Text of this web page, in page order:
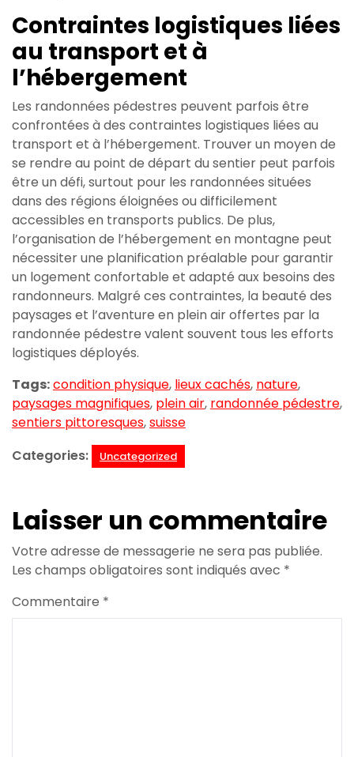
Contraintes logistiques liées
au transport et à
l’hébergement
Les randonnées pédestres peuvent parfois être
confrontées à des contraintes logistiques liées au
transport et à l’hébergement. Trouver un moyen de
se rendre au point de départ du sentier peut parfois
être un défi, surtout pour les randonnées situées
dans des régions éloignées ou difficilement
accessibles en transports publics. De plus,
l’organisation de l’hébergement en montagne peut
nécessiter une planification préalable pour garantir
un logement confortable et adapté aux besoins des
randonneurs. Malgré ces contraintes, la beauté des
paysages et l’aventure en plein air offertes par la
randonnée pédestre valent souvent tous les efforts
logistiques déployés.
Tags:condition physique, lieux cachés, nature,
paysages magnifiques, plein air, randonnée pédestre,
sentiers pittoresques,suisse
Categories:
Uncategorized
Laisser un commentaire
Votre adresse de messagerie ne sera pas publiée.
Les champs obligatoires sont indiqués avec *
Commentaire *